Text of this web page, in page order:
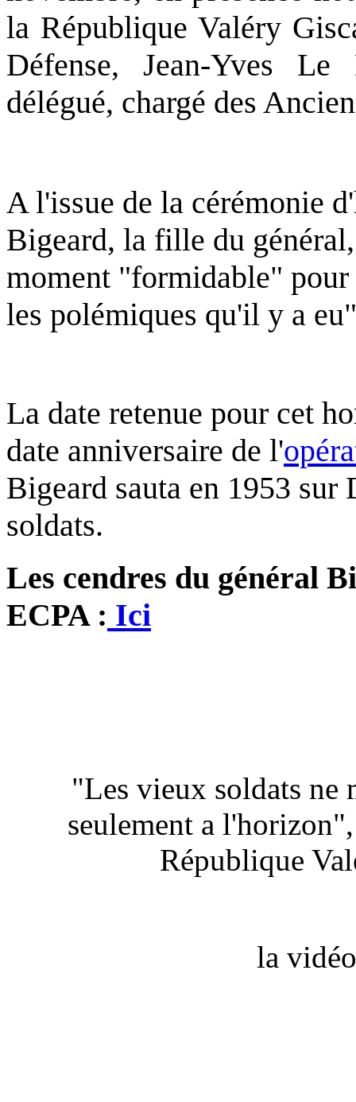
la République Valéry
Défense, Jean-Yves
délégué, chargé des
A l'issue de la cérémonie
Bigeard, la fille du
moment "formidable"
les polémiques qu'il y a
La date retenue pour cet
date anniversaire de l'
Bigeard sauta en 1953 sur
soldats.
Les cendres du général
ECPA : Ici
"Les vieux soldats ne
seulement a
République
la